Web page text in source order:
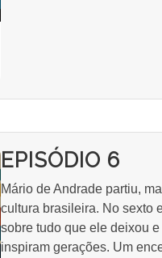
EPISÓDIO 6
Mário de Andrade partiu,
cultura brasileira. No sexto
sobre tudo que ele deixou
inspiram gerações. Um